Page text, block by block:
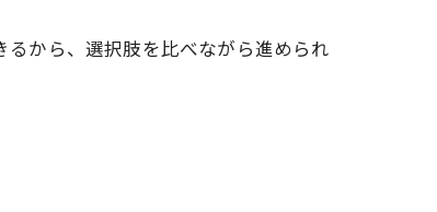
から、選択肢を比べながら進められ